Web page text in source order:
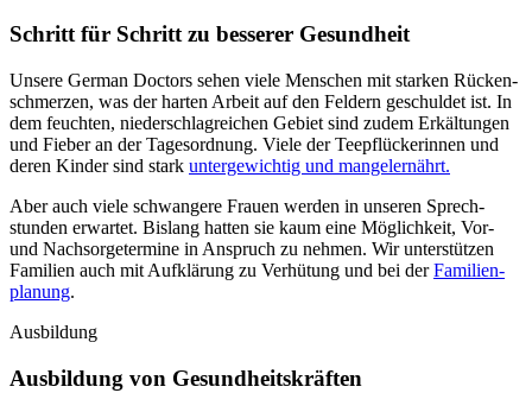
Schritt für Schritt zu besserer Gesundheit
Unsere German Doctors sehen viele Menschen mit starken Rücken­
schmerzen, was der harten Arbeit auf den Feldern geschuldet ist. In
dem feuchten, nieder­schlag­reichen Gebiet sind zudem Erkältungen
und Fieber an der Tage­sordnung. Viele der Tee­pflückerinnen und
deren Kinder sind stark unter­gewichtig und mangel­ernährt.
Aber auch viele schwangere Frauen werden in unseren Sprech­
stunden erwartet. Bislang hatten sie kaum eine Möglich­keit, Vor-
und Nach­sorge­termine in Anspruch zu nehmen. Wir unter­stützen
Familien auch mit Auf­klärung zu Verhü­tung und bei derFamilien­
planung.
Ausbildung
Ausbildung von Gesund­heits­kräften